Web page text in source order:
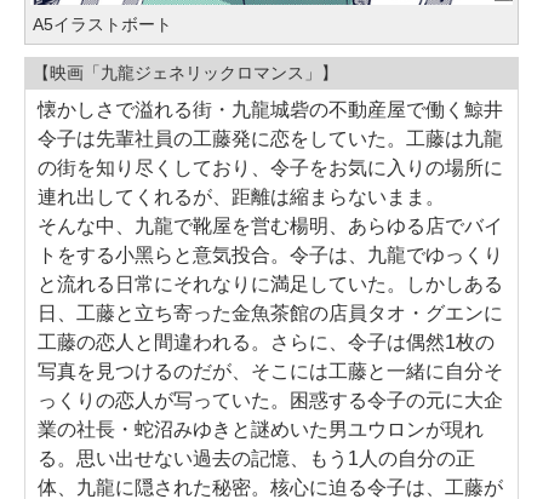
A5イラストボート
【映画「九龍ジェネリックロマンス」】
懐かしさで溢れる街・九龍城砦の不動産屋で働く鯨井
令子は先輩社員の工藤発に恋をしていた。工藤は九龍
の街を知り尽くしており、令子をお気に入りの場所に
連れ出してくれるが、距離は縮まらないまま。
そんな中、九龍で靴屋を営む楊明、あらゆる店でバイ
トをする小黑らと意気投合。令子は、九龍でゆっくり
と流れる日常にそれなりに満足していた。しかしある
日、工藤と立ち寄った金魚茶館の店員タオ・グエンに
工藤の恋人と間違われる。さらに、令子は偶然1枚の
写真を見つけるのだが、そこには工藤と一緒に自分そ
っくりの恋人が写っていた。困惑する令子の元に大企
業の社⻑・蛇沼みゆきと謎めいた男ユウロンが現れ
る。思い出せない過去の記憶、もう1人の自分の正
体、九龍に隠された秘密。核心に迫る令子は、工藤が